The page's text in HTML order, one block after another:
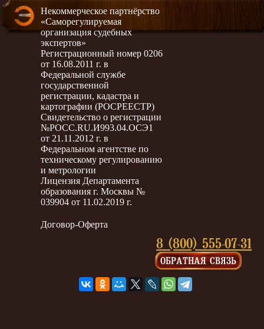
Некоммерческое партнёрство
«Саморегулируемая
организация судебных
экспертов»
Регистрационный номер 0206
от 16.08.2011 г. в
Федеральной службе
государственной
регистрации, кадастра и
картографии (РОСРЕЕСТР)
Свидетельство о регистрации
№РОСС.RU.И993.04.ОСЭ1
от 21.11.2012 г. в
Федеральном агентстве по
техническому регулированию
и метрологии
Лицензия Департамента
образования г. Москвы №
039904 от 11.02.2019 г.
Договор-Оферта
8 (800) 555-07-31
ОБРАТНАЯ СВЯЗЬ